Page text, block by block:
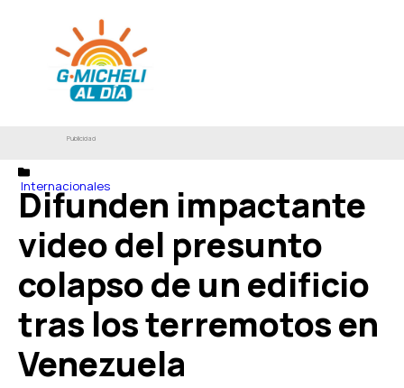
Publicidad
Internacionales
Difunden impactante
video del presunto
colapso de un edificio
tras los terremotos en
Venezuela